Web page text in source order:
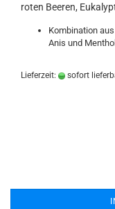
roten Beeren,
Kombination
Anis und Menthol
Lieferzeit: sofort